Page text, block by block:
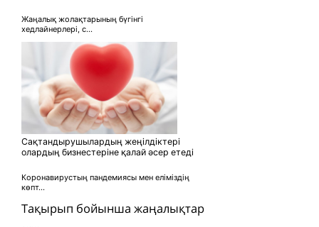
Тақырып бойынша жаңалықтар
Жаңалық жолақтарының бүгінгі
хедлайнерлері, с...
Сақтандырушылардың жеңілдіктері
олардың бизнестеріне қалай әсер етеді
Коронавирустың пандемиясы мен еліміздің
көпт...